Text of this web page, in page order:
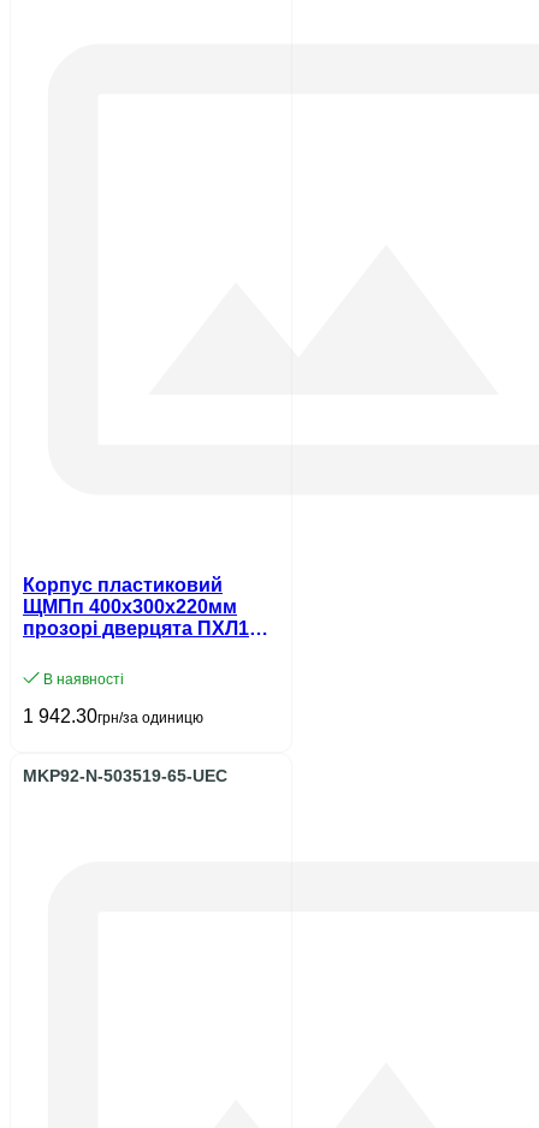
Корпус пластиковий
ЩМПп 400х300х220мм
прозорі дверцята ПХЛ1
В наявності
1 942.30грн/за одиницю
MKP92-N-503519-65-UEC